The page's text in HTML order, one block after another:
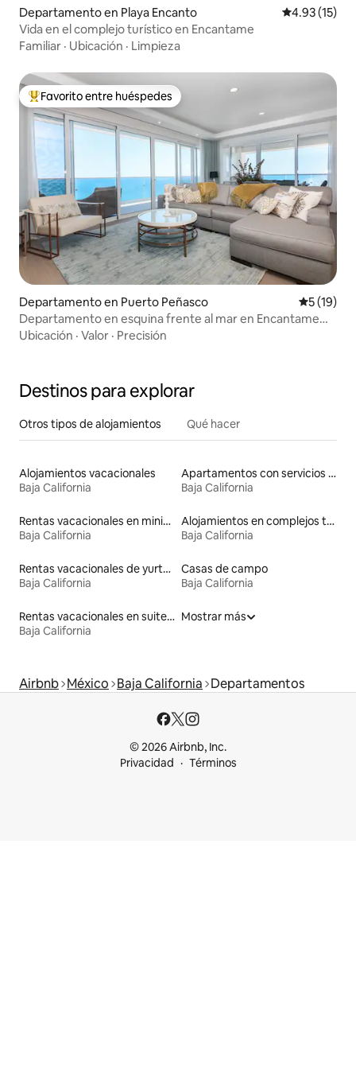
Departamento en Playa Encanto Calificación
4.93 (15)
Vida en el complejo turístico en Encantame
Familiar · Ubicación · Limpieza
De los mejores en Favorito entre huéspedes
Favorito entre huéspedes
Departamento en Puerto Peñasco
5 (19)
Departamento en esquina frente al mar en Encantame
Towers
Ubicación · Valor · Precisión
Destinos para explorar
Otros tipos de alojamientos Qué hacer
Alojamientos vacacionales
Baja California
Apartamentos con servicios incluidos vacacionales
Baja California
Rentas vacacionales en minicasas
Baja California
Alojamientos en complejos turísticos
Baja California
Rentas vacacionales de yurtas con jacuzzi
Baja California
Casas de campo
Baja California
Rentas vacacionales en suites privadas
Baja California
Mostrar más
Airbnb México Baja California Departamentos
© 2026 Airbnb, Inc.
Privacidad
Términos